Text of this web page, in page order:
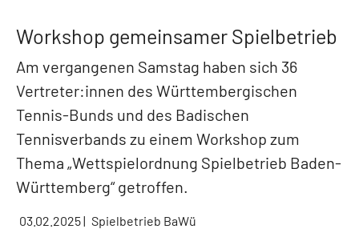
Workshop gemeinsamer Spielbetrieb
Am vergangenen Samstag haben sich 36
Vertreter:innen des Württembergischen
Tennis-Bunds und des Badischen
Tennisverbands zu einem Workshop zum
Thema „Wettspielordnung Spielbetrieb Baden-
Württemberg“ getroffen.
03.02.2025| Spielbetrieb BaWü